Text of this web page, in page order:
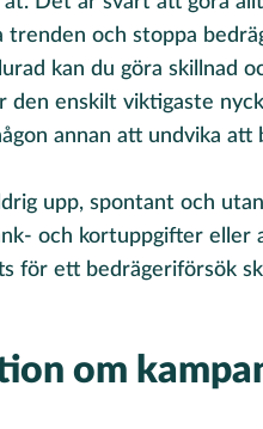
trenden och stoppa
kan du göra skillnad
den enskilt viktigaste
annan att undvika att
upp, spontant och
och kortuppgifter eller
för ett bedrägeriförsök
om